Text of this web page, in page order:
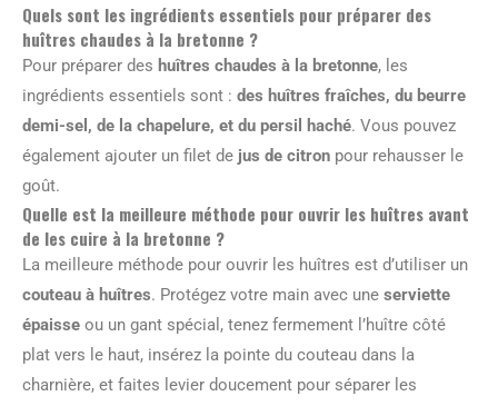
Quels sont les ingrédients essentiels pour préparer des
huîtres chaudes à la bretonne ?
Pour préparer des huîtres chaudes à la bretonne, les
ingrédients essentiels sont : des huîtres fraîches, du beurre
demi-sel, de la chapelure, et du persil haché. Vous pouvez
également ajouter un filet de jus de citron pour rehausser le
goût.
Quelle est la meilleure méthode pour ouvrir les huîtres avant
de les cuire à la bretonne ?
La meilleure méthode pour ouvrir les huîtres est d’utiliser un
couteau à huîtres. Protégez votre main avec une serviette
épaisse ou un gant spécial, tenez fermement l’huître côté
plat vers le haut, insérez la pointe du couteau dans la
charnière, et faites levier doucement pour séparer les